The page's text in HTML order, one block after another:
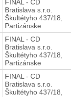
FINAL - CD
Bratislava s.r.o.
Škultétyho 437/18,
Partizánske
FINAL - CD
Bratislava s.r.o.
Škultétyho 437/18,
Partizánske
FINAL - CD
Bratislava s.r.o.
Škultétyho 437/18,